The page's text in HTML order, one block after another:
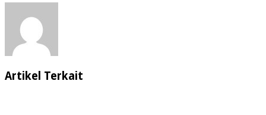
Artikel Terkait